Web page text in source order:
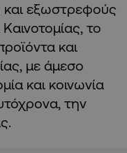
και εξωστρεφούς
το
και
με άμεσο
και κοινωνία
την